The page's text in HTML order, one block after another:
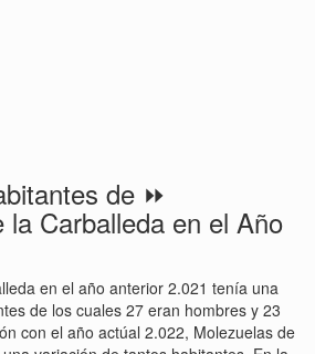
de ⏩
la Carballeda en el Año
en el año anterior 2.021 tenía una
de los cuales 27 eran hombres y 23
con el año actúal 2.022, Molezuelas de